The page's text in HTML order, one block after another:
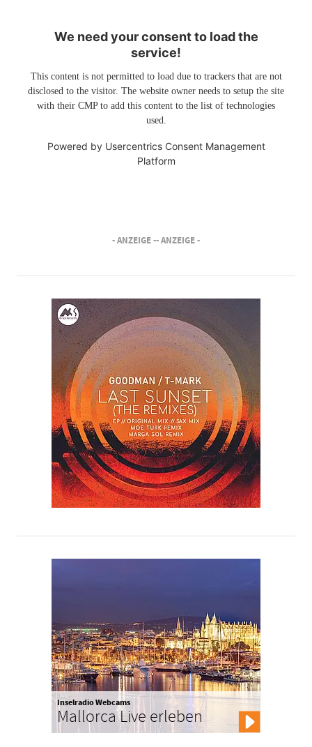
We need your consent to load the
service!
This content is not permitted to load due to trackers that are not
disclosed to the visitor. The website owner needs to setup the site
with their CMP to add this content to the list of technologies
used.
Powered by Usercentrics Consent Management
Platform
- ANZEIGE -- ANZEIGE -
Inselradio Webcams
Mallorca Live erleben